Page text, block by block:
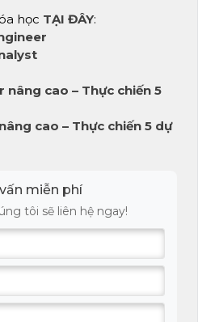
học TẠI ĐÂY:
nâng cao – Thực chiến 5
cao – Thực chiến 5 dự
miễn phí
tôi sẽ liên hệ ngay!